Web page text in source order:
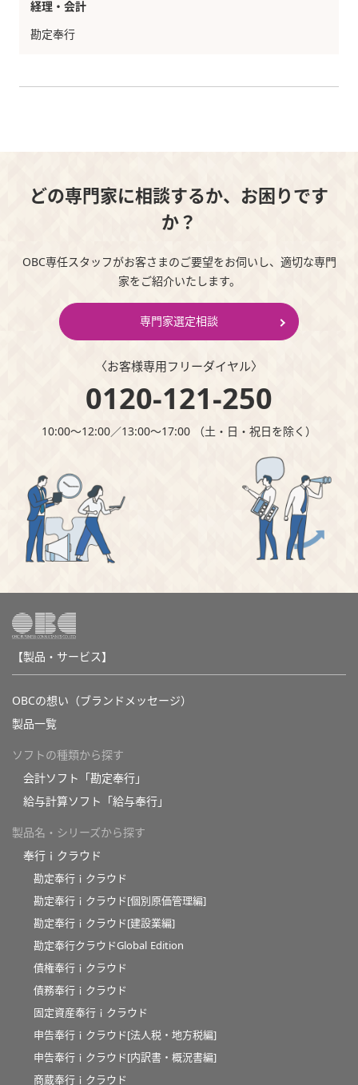
経理・会計
勘定奉行
どの専門家に相談するか、お困りです
か？
OBC専任スタッフがお客さまのご要望をお伺いし、適切な専門
家をご紹介いたします。
専門家選定相談
〈お客様専⽤フリーダイヤル〉
0120-121-250
10:00～12:00∕13:00～17:00 （⼟・⽇・祝⽇を除く）
【製品・サービス】
OBCの想い（ブランドメッセージ）
製品一覧
ソフトの種類から探す
会計ソフト「勘定奉行」
給与計算ソフト「給与奉行」
製品名・シリーズから探す
奉行ｉクラウド
勘定奉行ｉクラウド
勘定奉行ｉクラウド[個別原価管理編]
勘定奉行ｉクラウド[建設業編]
勘定奉行クラウドGlobal Edition
債権奉行ｉクラウド
債務奉行ｉクラウド
固定資産奉行ｉクラウド
申告奉行ｉクラウド[法人税・地方税編]
申告奉行ｉクラウド[内訳書・概況書編]
商蔵奉行ｉクラウド